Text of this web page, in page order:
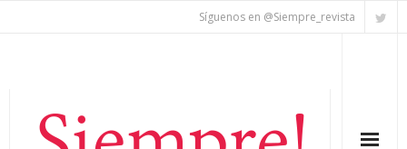
Síguenos en @Siempre_revista